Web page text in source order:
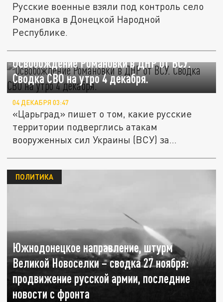
Русские военные взяли под контроль село
Романовка в Донецкой Народной
Республике.
Освобождение Романовки в ДНР от ВСУ.
Сводка СВО на утро 4 декабря.
04 ДЕКАБРЯ 03:47
«Царьград» пишет о том, какие русские
территории подверглись атакам
вооруженных сил Украины (ВСУ) за
Южнодонецкое направление, штурм
Великой Новоселки – сводка 27 ноября:
продвижение русской армии, последние
новости с фронта
ПОЛИТИКА